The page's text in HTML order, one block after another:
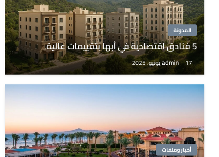
المدونة
5 فنادق اقتصادية في أبها بتقييمات عالية
admin 17 يونيو، 2025
أخبار وملفات